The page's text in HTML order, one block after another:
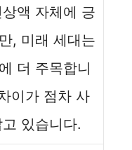
액 자체에 긍
, 미래 세대는
더 주목합니
이가 점차 사
있습니다.